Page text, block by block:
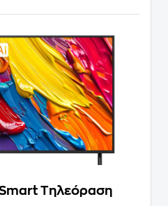
Smart Τηλεόραση